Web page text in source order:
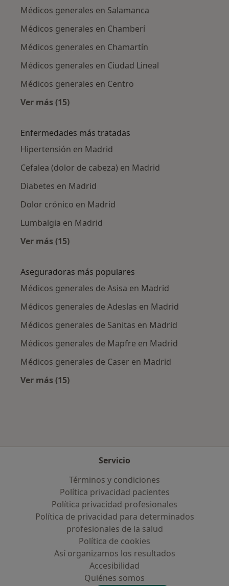
Médicos generales en Salamanca
Médicos generales en Chamberí
Médicos generales en Chamartín
Médicos generales en Ciudad Lineal
Médicos generales en Centro
Ver más (15)
Enfermedades más tratadas
Hipertensión en Madrid
Cefalea (dolor de cabeza) en Madrid
Diabetes en Madrid
Dolor crónico en Madrid
Lumbalgia en Madrid
Ver más (15)
Aseguradoras más populares
Médicos generales de Asisa en Madrid
Médicos generales de Adeslas en Madrid
Médicos generales de Sanitas en Madrid
Médicos generales de Mapfre en Madrid
Médicos generales de Caser en Madrid
Ver más (15)
Servicio
Términos y condiciones
Política privacidad pacientes
Política privacidad profesionales
Política de privacidad para determinados
profesionales de la salud
Política de cookies
Así organizamos los resultados
Accesibilidad
Quiénes somos